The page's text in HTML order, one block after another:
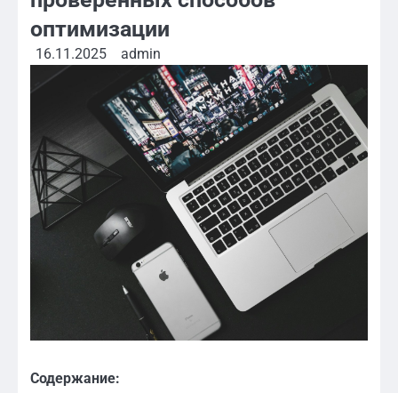
оптимизации
16.11.2025 admin
Содержание: